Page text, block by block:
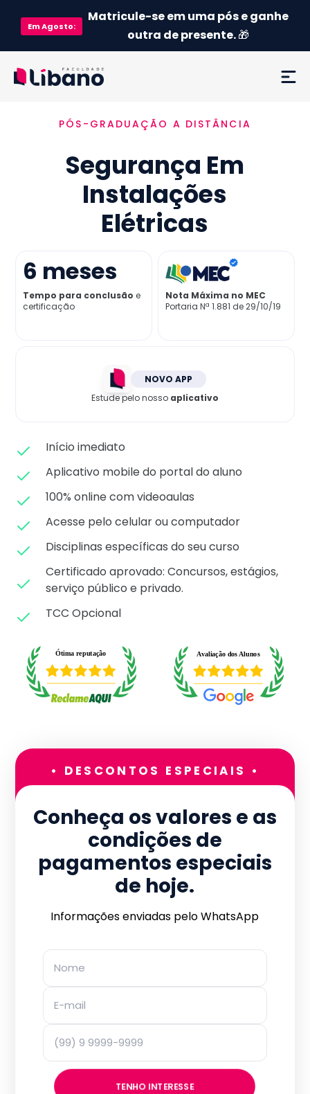
EmAgosto:
Matricule-se em uma pós e ganhe
outra de presente.🎁
Ementa
Como funciona
Credenciamento MEC
Já sou aluno
PÓS-GRADUAÇÃO A DISTÂNCIA
Segurança Em
Instalações
Elétricas
6 meses
Tempo para conclusão e
certificação
Nota Máxima no MEC
Portaria Nª 1.881 de 29/10/19
NOVO APP
Estude pelo nosso aplicativo
Início imediato
Aplicativo mobile do portal do aluno
100% online com videoaulas
Acesse pelo celular ou computador
Disciplinas específicas do seu curso
Certificado aprovado: Concursos, estágios,
serviço público e privado.
TCC Opcional
• DESCONTOS ESPECIAIS •
Conheça os valores e as
condições de
pagamentos especiais
de hoje.
Informações enviadas pelo WhatsApp
TENHO INTERESSE